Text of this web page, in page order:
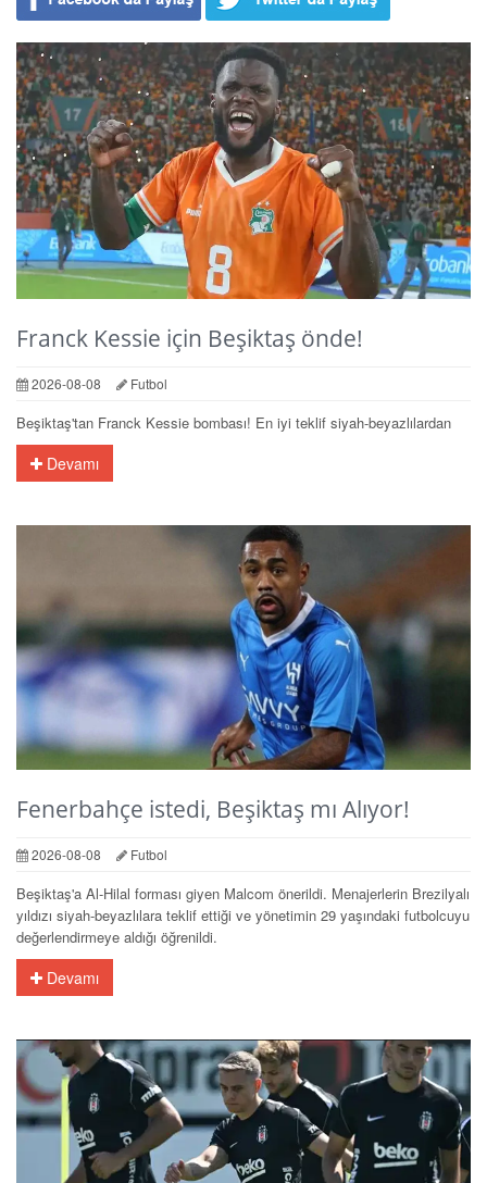
Franck Kessie için Beşiktaş önde!
2026-08-08 Futbol
Beşiktaş'tan Franck Kessie bombası! En iyi teklif siyah-beyazlılardan
Devamı
Fenerbahçe istedi, Beşiktaş mı Alıyor!
2026-08-08 Futbol
Beşiktaş'a Al-Hilal forması giyen Malcom önerildi. Menajerlerin Brezilyalı
yıldızı siyah-beyazlılara teklif ettiği ve yönetimin 29 yaşındaki futbolcuyu
değerlendirmeye aldığı öğrenildi.
Devamı